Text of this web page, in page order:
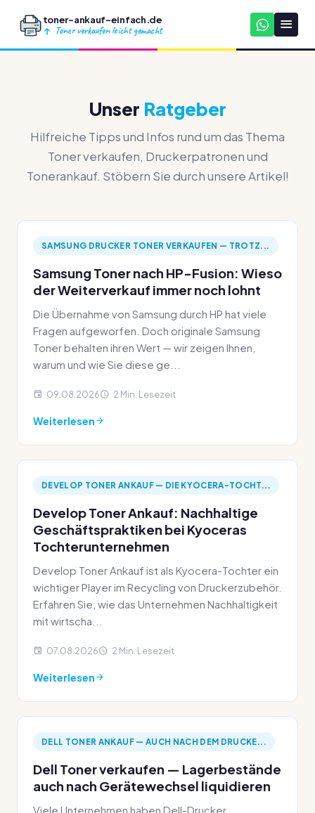
toner-ankauf-einfach.de
Toner verkaufen leicht gemacht
Unser Ratgeber
Hilfreiche Tipps und Infos rund um das Thema
Toner verkaufen, Druckerpatronen und
Tonerankauf. Stöbern Sie durch unsere Artikel!
SAMSUNG DRUCKER TONER VERKAUFEN — TROTZ...
Samsung Toner nach HP-Fusion: Wieso
der Weiterverkauf immer noch lohnt
Die Übernahme von Samsung durch HP hat viele
Fragen aufgeworfen. Doch originale Samsung
Toner behalten ihren Wert — wir zeigen Ihnen,
warum und wie Sie diese ge...
09.08.2026 2 Min. Lesezeit
Weiterlesen
DEVELOP TONER ANKAUF — DIE KYOCERA-TOCHT...
Develop Toner Ankauf: Nachhaltige
Geschäftspraktiken bei Kyoceras
Tochterunternehmen
Develop Toner Ankauf ist als Kyocera-Tochter ein
wichtiger Player im Recycling von Druckerzubehör.
Erfahren Sie, wie das Unternehmen Nachhaltigkeit
mit wirtscha...
07.08.2026 2 Min. Lesezeit
Weiterlesen
DELL TONER ANKAUF — AUCH NACH DEM DRUCKE...
Dell Toner verkaufen — Lagerbestände
auch nach Gerätewechsel liquidieren
Viele Unternehmen haben Dell-Drucker